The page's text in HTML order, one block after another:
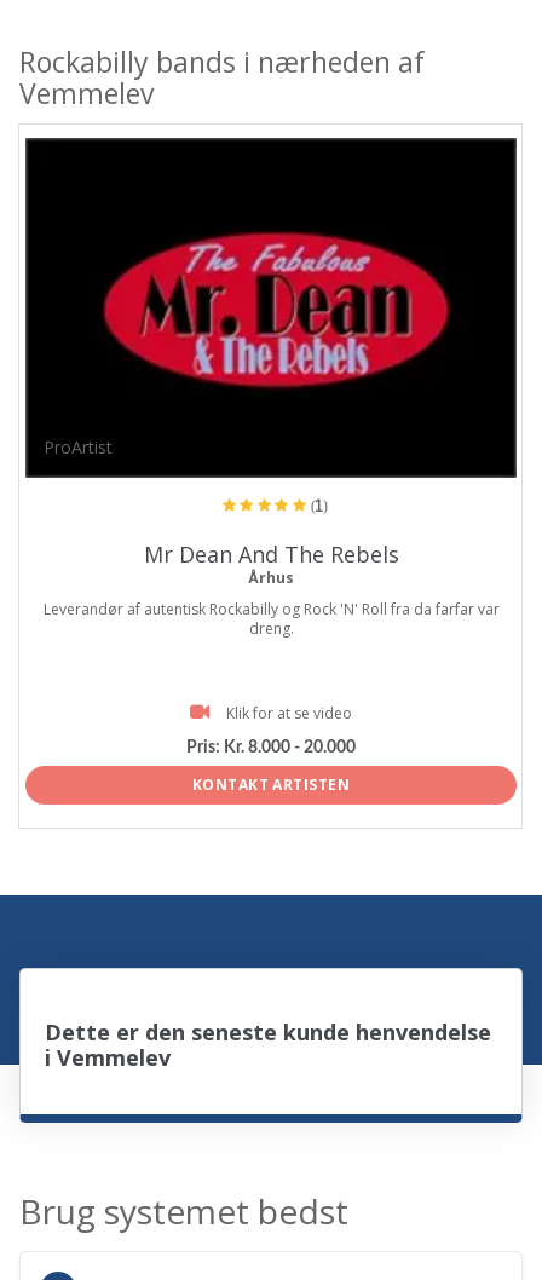
Rockabilly bands i nærheden af
Vemmelev
ProArtist
(1)
Mr Dean And The Rebels
Århus
Leverandør af autentisk Rockabilly og Rock 'N' Roll fra da farfar var
dreng.
Klik for at se video
Pris: Kr. 8.000 - 20.000
KONTAKT ARTISTEN
Dette er den seneste kunde henvendelse
i Vemmelev
Brug systemet bedst